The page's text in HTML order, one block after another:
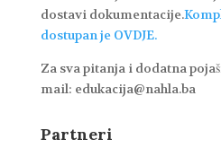
dostavi dokumentacije.
dostupan je OVDJE.
Za sva pitanja i dodatna
mail: edukacija@nahla.ba
Partneri